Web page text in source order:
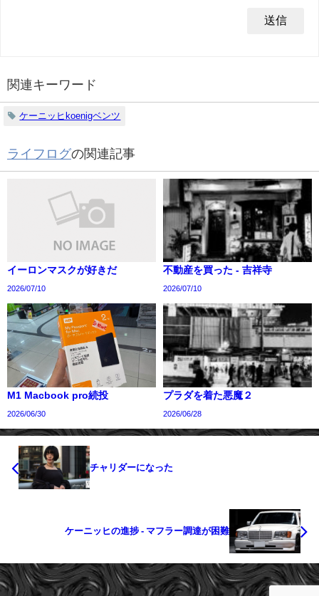
関連キーワード
ケーニッヒkoenigベンツ
ライフログの関連記事
イーロンマスクが好きだ
2026/07/10
不動産を買った - 吉祥寺
2026/07/10
M1 Macbook pro続投
2026/06/30
プラダを着た悪魔２
2026/06/28
チャリダーになった
ケーニッヒの進捗 - マフラー調達が困難